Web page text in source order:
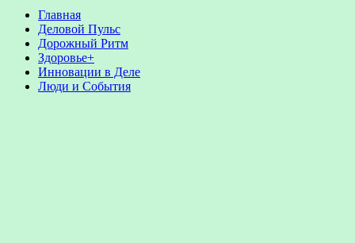
Главная
Деловой Пульс
Дорожный Ритм
Здоровье+
Инновации в Деле
Люди и События